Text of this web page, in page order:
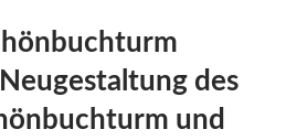
des
und